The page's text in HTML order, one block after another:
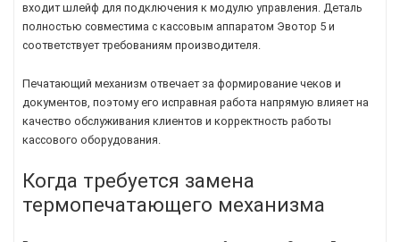
входит шлейф для подключения к модулю управления. Деталь
полностью совместима с кассовым аппаратом Эвотор 5 и
соответствует требованиям производителя.
Печатающий механизм отвечает за формирование чеков и
документов, поэтому его исправная работа напрямую влияет на
качество обслуживания клиентов и корректность работы
кассового оборудования.
Когда требуется замена
термопечатающего механизма